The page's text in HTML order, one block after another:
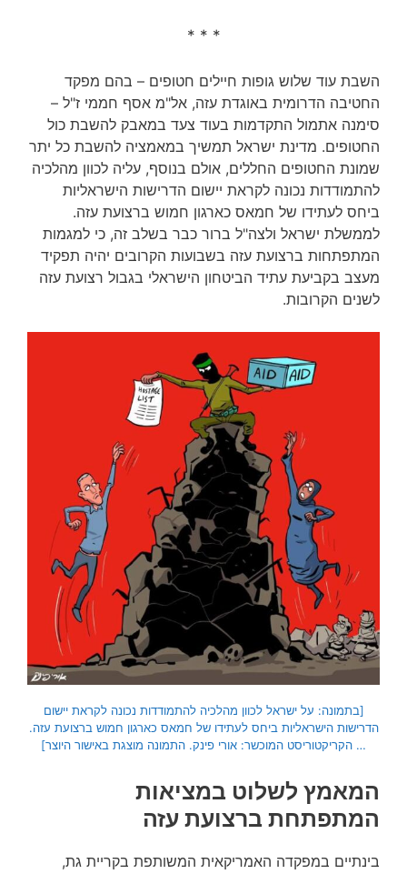
* * *
השבת עוד שלוש גופות חיילים חטופים – בהם מפקד
החטיבה הדרומית באוגדת עזה, אל"מ אסף חממי ז"ל –
סימנה אתמול התקדמות בעוד צעד במאבק להשבת כול
החטופים. מדינת ישראל תמשיך במאמציה להשבת כל יתר
שמונת החטופים החללים, אולם בנוסף, עליה לכוון מהלכיה
להתמודדות נכונה לקראת יישום הדרישות הישראליות
ביחס לעתידו של חמאס כארגון חמוש ברצועת עזה.
לממשלת ישראל ולצה"ל ברור כבר בשלב זה, כי למגמות
המתפתחות ברצועת עזה בשבועות הקרובים יהיה תפקיד
מעצב בקביעת עתיד הביטחון הישראלי בגבול רצועת עזה
לשנים הקרובות.
[בתמונה: על ישראל לכוון מהלכיה להתמודדות נכונה לקראת יישום
הדרישות הישראליות ביחס לעתידו של חמאס כארגון חמוש ברצועת עזה.
… הקריקטוריסט המוכשר: אורי פינק. התמונה מוצגת באישור היוצר]
המאמץ לשלוט במציאות
המתפתחת ברצועת עזה
בינתיים במפקדה האמריקאית המשותפת בקריית גת,